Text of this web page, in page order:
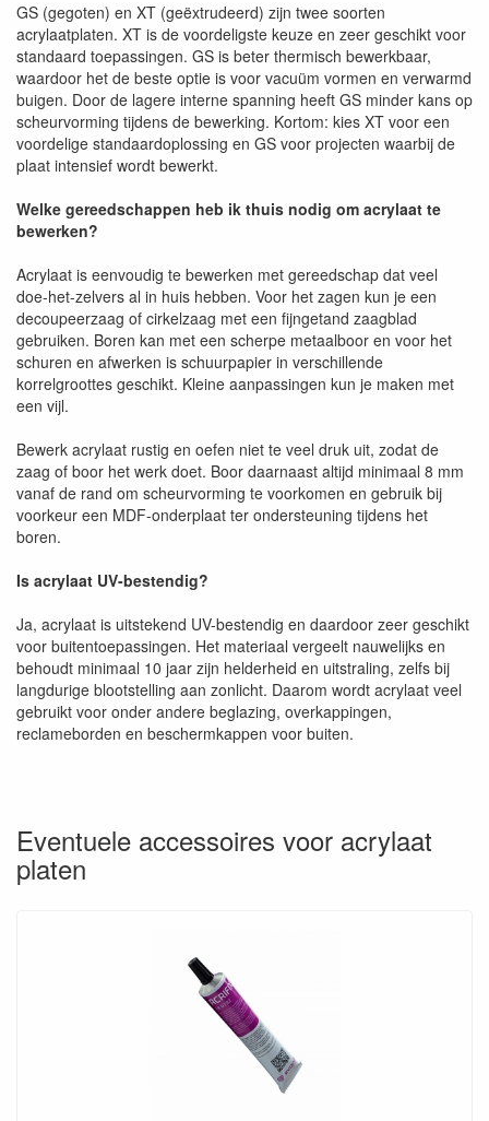
GS (gegoten) en XT (geëxtrudeerd) zijn twee soorten
acrylaatplaten. XT is de voordeligste keuze en zeer geschikt voor
standaard toepassingen. GS is beter thermisch bewerkbaar,
waardoor het de beste optie is voor vacuüm vormen en verwarmd
buigen. Door de lagere interne spanning heeft GS minder kans op
scheurvorming tijdens de bewerking. Kortom: kies XT voor een
voordelige standaardoplossing en GS voor projecten waarbij de
plaat intensief wordt bewerkt.
Welke gereedschappen heb ik thuis nodig om acrylaat te
bewerken?
Acrylaat is eenvoudig te bewerken met gereedschap dat veel
doe-het-zelvers al in huis hebben. Voor het zagen kun je een
decoupeerzaag of cirkelzaag met een fijngetand zaagblad
gebruiken. Boren kan met een scherpe metaalboor en voor het
schuren en afwerken is schuurpapier in verschillende
korrelgroottes geschikt. Kleine aanpassingen kun je maken met
een vijl.
Bewerk acrylaat rustig en oefen niet te veel druk uit, zodat de
zaag of boor het werk doet. Boor daarnaast altijd minimaal 8 mm
vanaf de rand om scheurvorming te voorkomen en gebruik bij
voorkeur een MDF-onderplaat ter ondersteuning tijdens het
boren.
Is acrylaat UV-bestendig?
Ja, acrylaat is uitstekend UV-bestendig en daardoor zeer geschikt
voor buitentoepassingen. Het materiaal vergeelt nauwelijks en
behoudt minimaal 10 jaar zijn helderheid en uitstraling, zelfs bij
langdurige blootstelling aan zonlicht. Daarom wordt acrylaat veel
gebruikt voor onder andere beglazing, overkappingen,
reclameborden en beschermkappen voor buiten.
Eventuele accessoires voor acrylaat
platen